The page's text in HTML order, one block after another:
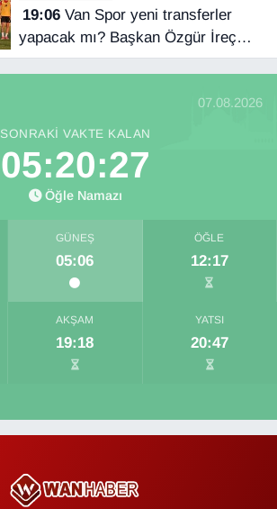
19:06Van Spor yeni transferler
yapacak mı? Başkan Özgür İreç
İlhan açıkladı
07.08.2026
SONRAKI VAKTE KALAN
05:20:26
Öğle Namazı
GÜNEŞ
05:06
ÖĞLE
12:17
AKŞAM
19:18
YATSI
20:47